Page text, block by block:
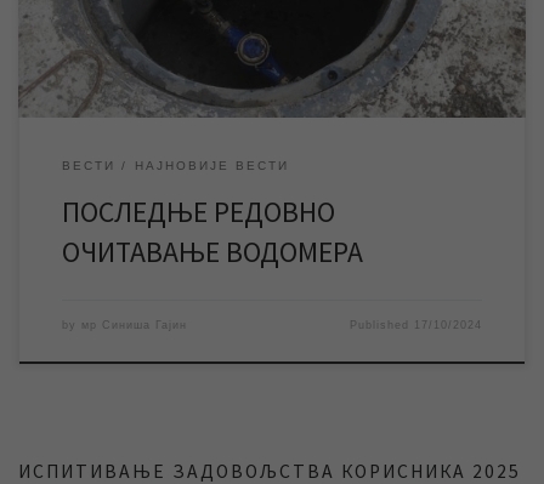
очитавају два пута годишње, односно једном у шест […]
ВЕСТИ НАЈНОВИЈЕ ВЕСТИ
ПОСЛЕДЊЕ РЕДОВНО
ОЧИТАВАЊЕ ВОДОМЕРА
by мр Синиша Гајин Published 17/10/2024
ИСПИТИВАЊЕ ЗАДОВОЉСТВА КОРИСНИКА 2025